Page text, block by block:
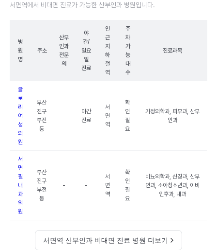
서면역에서 비대면 진료가 가능한 산부인과 병원입니다.
병
원
명
주소
산부
인과
전문
의
야
간/
일요
일
진료
인
근
지
하
철
역
주
차
가
능
대
수
진료과목
글
로
리
여
성
의
원
부산
진구
부전
동
-
야간
진료
서
면
역
확
인
필
요
가정의학과, 피부과, 산부
인과
서
면
필
내
과
의
원
부산
진구
부전
동
- -
서
면
역
확
인
필
요
비뇨의학과, 신경과, 산부
인과, 소아청소년과, 이비
인후과, 내과
서면역 산부인과 비대면 진료 병원 더보기